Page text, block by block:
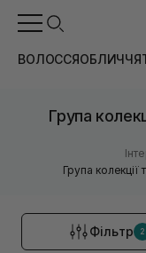
ВОЛОССЯОБЛИЧЧЯ
Група
Група колекції
Фільтр 2